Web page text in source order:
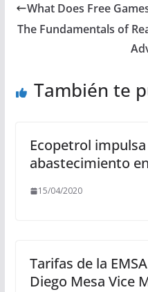
What Does Free
The Fundamentals of
También te
Ecopetrol
abastecimiento
15/04/2020
Tarifas de la
Diego Mesa Vice